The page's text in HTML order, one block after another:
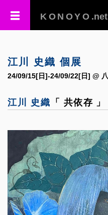
KONOYO .net
江川 史織 個展
24/09/15[日]-24/09/22[日] @
江川 史織 「 共依存 」